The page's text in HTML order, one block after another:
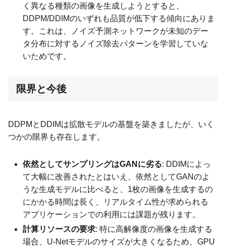
く異なる種類の画像を生成しようとすると、
DDPM/DDIMのいずれも品質が低下する傾向にありま
す。これは、ノイズ予測ネットワークが未知のデー
タ分布に対するノイズ除去パターンを学習していな
いためです。
限界と今後
DDPMとDDIMは拡散モデルの基盤を築きましたが、いく
つかの限界も存在します。
依然としてサンプリングはGANに劣る: DDIMによっ
て大幅に改善されたとはいえ、依然としてGANのよ
うな生成モデルに比べると、1枚の画像を生成するの
にかかる時間は長く、リアルタイム性が求められる
アプリケーションでの利用には課題が残ります。
計算リソースの要求: 特に高解像度の画像を生成する
場合、U-Netモデルのサイズが大きくなるため、GPU